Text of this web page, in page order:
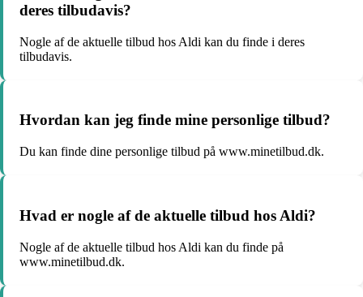
deres tilbudavis?
Nogle af de aktuelle tilbud hos Aldi kan du finde i deres
tilbudavis.
Hvordan kan jeg finde mine personlige tilbud?
Du kan finde dine personlige tilbud på www.minetilbud.dk.
Hvad er nogle af de aktuelle tilbud hos Aldi?
Nogle af de aktuelle tilbud hos Aldi kan du finde på
www.minetilbud.dk.